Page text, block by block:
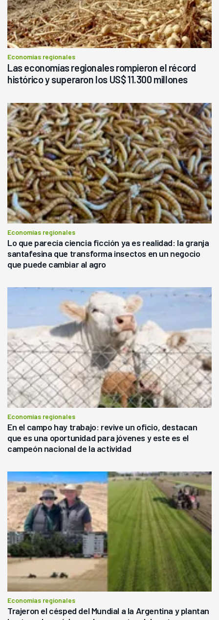
Economías regionales
Las economías regionales rompieron el récord
histórico y superaron los US$ 11.300 millones
Economías regionales
Lo que parecía ciencia ficción ya es realidad: la granja
santafesina que transforma insectos en un negocio
que puede cambiar al agro
Economías regionales
En el campo hay trabajo: revive un oficio, destacan
que es una oportunidad para jóvenes y este es el
campeón nacional de la actividad
Economías regionales
Trajeron el césped del Mundial a la Argentina y plantan